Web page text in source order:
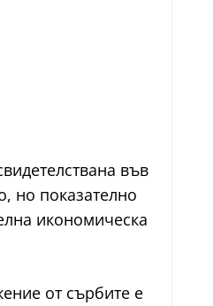
във
но показателно
икономическа
от сърбите е